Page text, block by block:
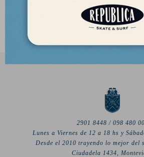
2901 8448 / 098 480
Lunes a Viernes de 12 a 18 hs y
Desde el 2010 trayendo lo mejor del
Ciudadela 1434,